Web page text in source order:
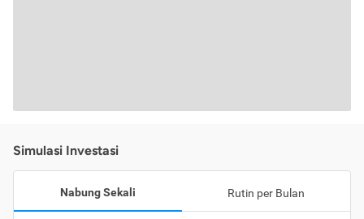
Simulasi Investasi
Nabung Sekali Rutin per Bulan